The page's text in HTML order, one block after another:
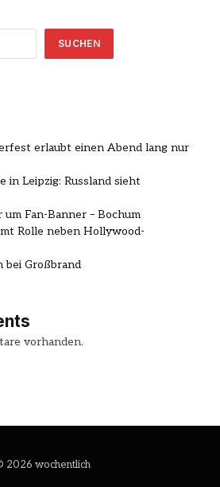
SUCHEN
erlaubt einen Abend lang nur
in Leipzig: Russland sieht
um Fan-Banner – Bochum
Rolle neben Hollywood-
bei Großbrand
vorhanden.
2026 wochentlich